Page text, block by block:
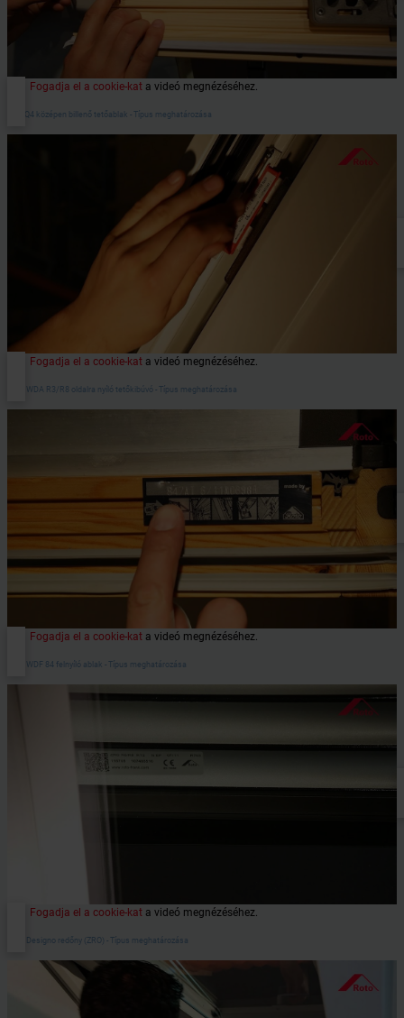
Fogadja el a cookie-kat a videó megnézéséhez.
RotoQ4 középen billenő tetőablak - Típus meghatározása
Fogadja el a cookie-kat a videó megnézéséhez.
Roto WDA R3/R8 oldalra nyíló tetőkibúvó - Típus meghatározása
Fogadja el a cookie-kat a videó megnézéséhez.
Roto WDF 84 felnyíló ablak - Típus meghatározása
Fogadja el a cookie-kat a videó megnézéséhez.
Roto Designo redőny (ZRO) - Típus meghatározása